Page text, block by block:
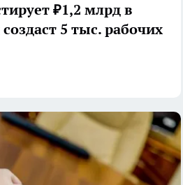
₽1,2 млрд в
5 тыс. рабочих